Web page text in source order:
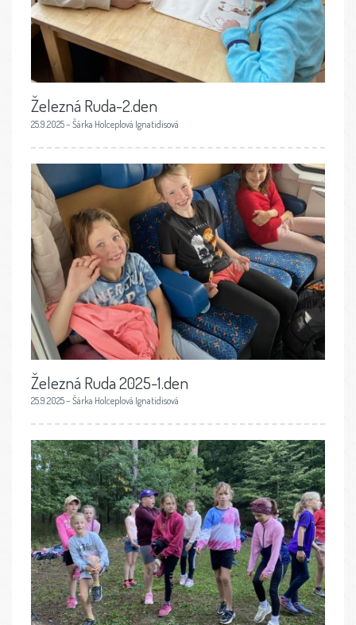
Železná Ruda-2.den
25.9.2025 – Šárka Holceplová Ignatidisová
Železná Ruda 2025-1.den
25.9.2025 – Šárka Holceplová Ignatidisová